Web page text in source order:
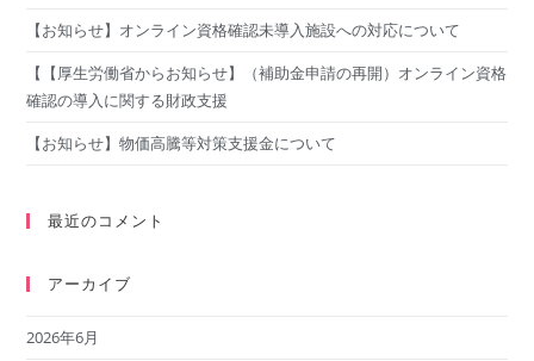
【お知らせ】オンライン資格確認未導入施設への対応について
【【厚生労働省からお知らせ】（補助金申請の再開）オンライン資格
確認の導入に関する財政支援
【お知らせ】物価高騰等対策支援金について
最近のコメント
アーカイブ
2026年6月